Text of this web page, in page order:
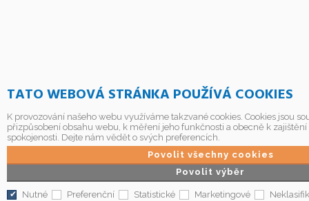
TATO WEBOVÁ STRÁNKA POUŽÍVÁ COOKIES
K provozování našeho webu využíváme takzvané cookies. Cookies jsou
přizpůsobení obsahu webu, k měření jeho funkčnosti a obecně k
spokojenosti. Dejte nám vědět o svých preferencích.
Povolit výběr
Povolit všechny cookies
Nutné Preferenční Statistické Marketingové